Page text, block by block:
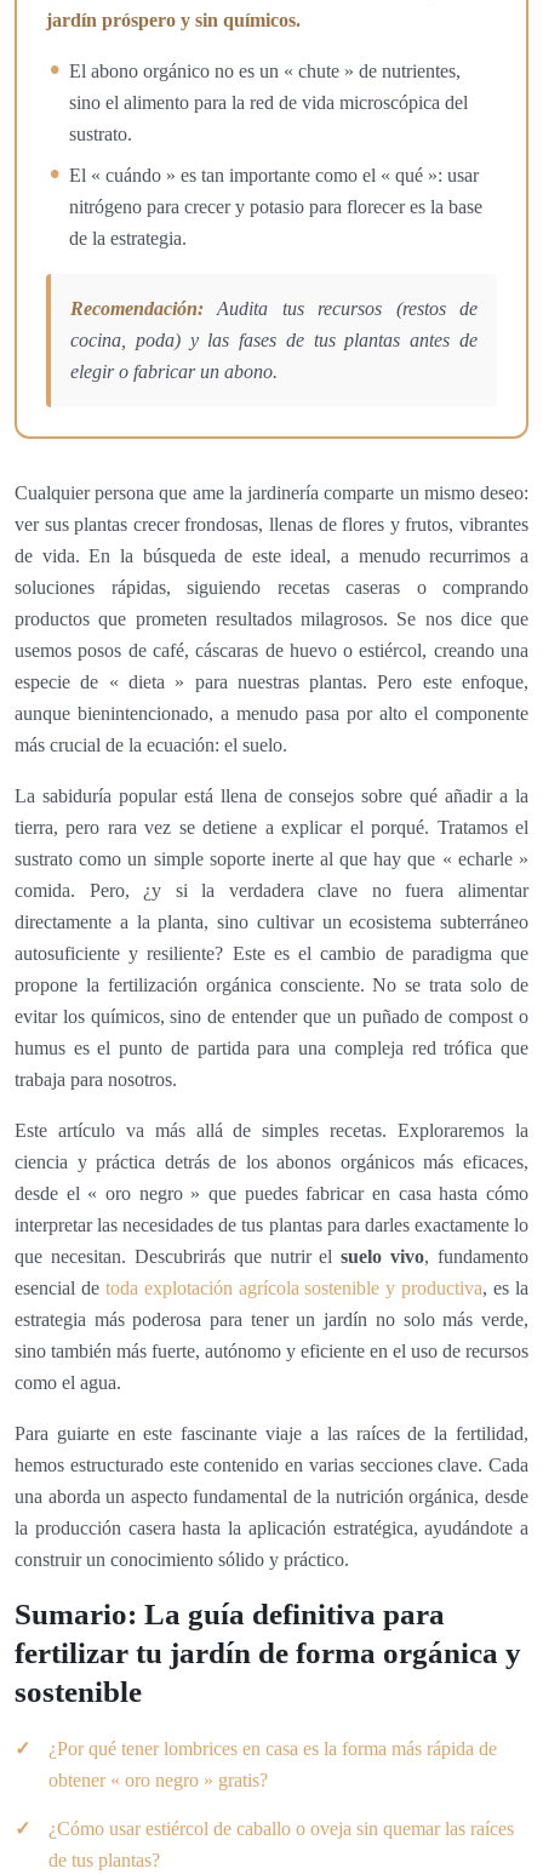
jardín próspero y sin químicos.
El abono orgánico no es un « chute » de nutrientes,
sino el alimento para la red de vida microscópica del
sustrato.
El « cuándo » es tan importante como el « qué »: usar
nitrógeno para crecer y potasio para florecer es la base
de la estrategia.
Recomendación: Audita tus recursos (restos de
cocina, poda) y las fases de tus plantas antes de
elegir o fabricar un abono.
Cualquier persona que ame la jardinería comparte un mismo deseo:
ver sus plantas crecer frondosas, llenas de flores y frutos, vibrantes
de vida. En la búsqueda de este ideal, a menudo recurrimos a
soluciones rápidas, siguiendo recetas caseras o comprando
productos que prometen resultados milagrosos. Se nos dice que
usemos posos de café, cáscaras de huevo o estiércol, creando una
especie de « dieta » para nuestras plantas. Pero este enfoque,
aunque bienintencionado, a menudo pasa por alto el componente
más crucial de la ecuación: el suelo.
La sabiduría popular está llena de consejos sobre qué añadir a la
tierra, pero rara vez se detiene a explicar el porqué. Tratamos el
sustrato como un simple soporte inerte al que hay que « echarle »
comida. Pero, ¿y si la verdadera clave no fuera alimentar
directamente a la planta, sino cultivar un ecosistema subterráneo
autosuficiente y resiliente? Este es el cambio de paradigma que
propone la fertilización orgánica consciente. No se trata solo de
evitar los químicos, sino de entender que un puñado de compost o
humus es el punto de partida para una compleja red trófica que
trabaja para nosotros.
Este artículo va más allá de simples recetas. Exploraremos la
ciencia y práctica detrás de los abonos orgánicos más eficaces,
desde el « oro negro » que puedes fabricar en casa hasta cómo
interpretar las necesidades de tus plantas para darles exactamente lo
que necesitan. Descubrirás que nutrir elsuelo vivo, fundamento
esencial de toda explotación agrícola sostenible y productiva, es la
estrategia más poderosa para tener un jardín no solo más verde,
sino también más fuerte, autónomo y eficiente en el uso de recursos
como el agua.
Para guiarte en este fascinante viaje a las raíces de la fertilidad,
hemos estructurado este contenido en varias secciones clave. Cada
una aborda un aspecto fundamental de la nutrición orgánica, desde
la producción casera hasta la aplicación estratégica, ayudándote a
construir un conocimiento sólido y práctico.
Sumario: La guía definitiva para
fertilizar tu jardín de forma orgánica y
sostenible
¿Por qué tener lombrices en casa es la forma más rápida de
obtener « oro negro » gratis?
¿Cómo usar estiércol de caballo o oveja sin quemar las raíces
de tus plantas?